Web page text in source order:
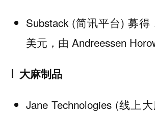
Substack (简讯平台) 募
美元，由 Andreessen
大麻制品
Jane Technologies (线上